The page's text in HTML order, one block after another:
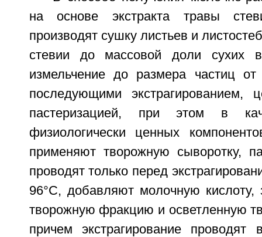
на основе экстракта травы
производят сушку листьев и
стевии до массовой доли сухих
измельчение до размера частиц
последующими экстрагированием,
пастеризацией, при этом в
физиологически ценных
применяют творожную сыворотку,
проводят только перед
96°С, добавляют молочную кислоту,
творожную фракцию и осветленную
причем экстрагирование